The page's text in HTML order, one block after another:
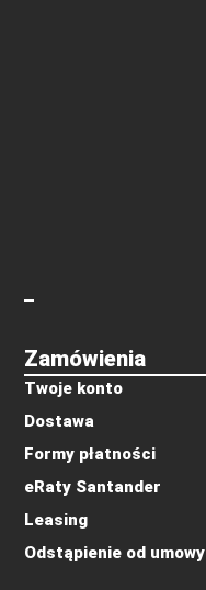
Zamówienia
Twoje konto
Dostawa
Formy płatności
eRaty Santander
Leasing
Odstąpienie od umowy